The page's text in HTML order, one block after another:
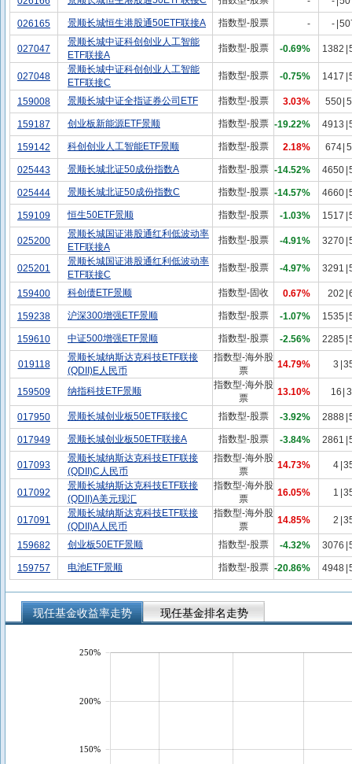
026165 景顺长城恒生港股通50ETF联接A 指数型-股票 - -
027047
景顺长城中证科创创业人工智能
ETF联接A
指数型-股票 -0.69% 1382
027048
景顺长城中证科创创业人工智能
ETF联接C
指数型-股票 -0.75% 1417
159008 景顺长城中证全指证券公司ETF 指数型-股票 3.03% 550
159187 创业板新能源ETF景顺 指数型-股票 -19.22% 4913
159142 科创创业人工智能ETF景顺 指数型-股票 2.18% 674
025443 景顺长城北证50成份指数A 指数型-股票 -14.52% 4650
025444 景顺长城北证50成份指数C 指数型-股票 -14.57% 4660
159109 恒生50ETF景顺 指数型-股票 -1.03% 1517
025200
景顺长城国证港股通红利低波动率
ETF联接A
指数型-股票 -4.91% 3270
025201
景顺长城国证港股通红利低波动率
ETF联接C
指数型-股票 -4.97% 3291
159400 科创债ETF景顺 指数型-固收 0.67% 202
159238 沪深300增强ETF景顺 指数型-股票 -1.07% 1535
159610 中证500增强ETF景顺 指数型-股票 -2.56% 2285
019118
景顺长城纳斯达克科技ETF联接
(QDII)E人民币
指数型-海外股
票
14.79% 3
159509 纳指科技ETF景顺
指数型-海外股
票
13.10% 16
017950 景顺长城创业板50ETF联接C 指数型-股票 -3.92% 2888
017949 景顺长城创业板50ETF联接A 指数型-股票 -3.84% 2861
017093
景顺长城纳斯达克科技ETF联接
(QDII)C人民币
指数型-海外股
票
14.73% 4
017092
景顺长城纳斯达克科技ETF联接
(QDII)A美元现汇
指数型-海外股
票
16.05% 1
017091
景顺长城纳斯达克科技ETF联接
(QDII)A人民币
指数型-海外股
票
14.85% 2
159682 创业板50ETF景顺 指数型-股票 -4.32% 3076
159757 电池ETF景顺 指数型-股票 -20.86% 4948
现任基金收益率走势 现任基金排名走势
150%
200%
250%